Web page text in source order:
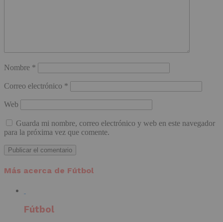
Nombre *
Correo electrónico *
Web
Guarda mi nombre, correo electrónico y web en este navegador
para la próxima vez que comente.
Más acerca de Fútbol
Fútbol